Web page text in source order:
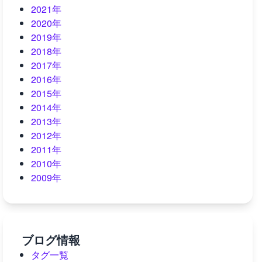
2021年
2020年
2019年
2018年
2017年
2016年
2015年
2014年
2013年
2012年
2011年
2010年
2009年
ブログ情報
タグ一覧